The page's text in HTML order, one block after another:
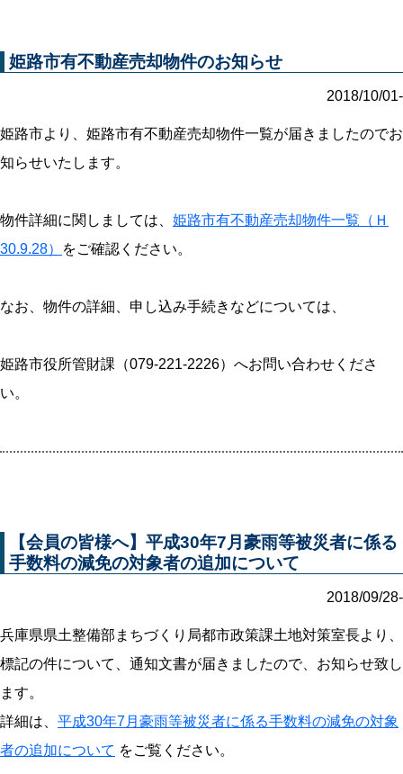
姫路市有不動産売却物件のお知らせ
2018/10/01-
姫路市より、姫路市有不動産売却物件一覧が届きましたのでお
知らせいたします。
物件詳細に関しましては、 姫路市有不動産売却物件一覧（Ｈ
30.9.28）
をご確認ください。
なお、物件の詳細、申し込み手続きなどについては、
姫路市役所管財課（079-221-2226）へお問い合わせくださ
い。
【会員の皆様へ】平成30年7月豪雨等被災者に係る
手数料の減免の対象者の追加について
2018/09/28-
兵庫県県土整備部まちづくり局都市政策課土地対策室長より、
標記の件について、通知文書が届きましたので、お知らせ致し
ます。
詳細は、 平成30年7月豪雨等被災者に係る手数料の減免の対象
者の追加について をご覧ください。